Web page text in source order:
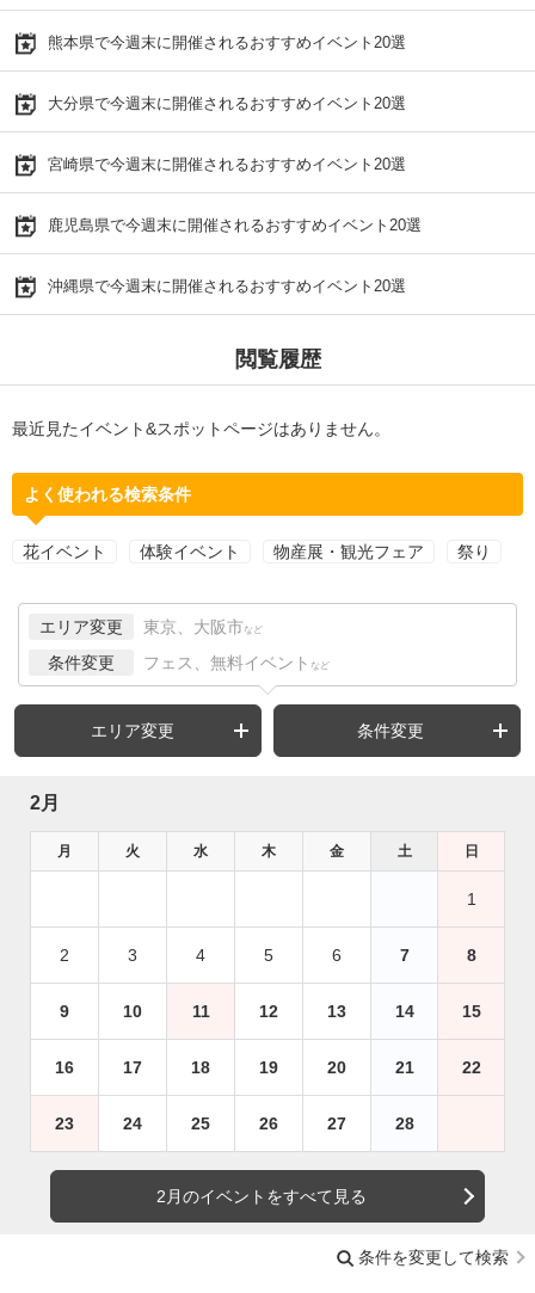
熊本県で今週末に開催されるおすすめイベント20選
大分県で今週末に開催されるおすすめイベント20選
宮崎県で今週末に開催されるおすすめイベント20選
鹿児島県で今週末に開催されるおすすめイベント20選
沖縄県で今週末に開催されるおすすめイベント20選
閲覧履歴
最近見たイベント&スポットページはありません。
よく使われる検索条件
花イベント 体験イベント 物産展・観光フェア 祭り
エリア変更 東京、大阪市 など
条件変更 フェス、無料イベント など
エリア変更 条件変更
2月
月 火 水 木 金 土 日
1
2 3 4 5 6 7 8
9 10 11 12 13 14 15
16 17 18 19 20 21 22
23 24 25 26 27 28
2月のイベントをすべて見る
条件を変更して検索